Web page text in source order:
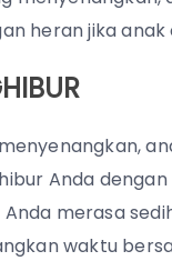
heran jika
Anda
Anda merasa
waktu